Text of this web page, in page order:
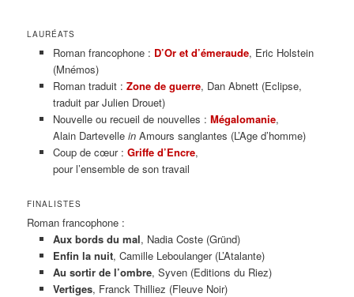
LAURÉATS
Roman francophone : D’Or et d’émeraude, Eric Holstein
(Mnémos)
Roman traduit : Zone de guerre, Dan Abnett (Eclipse,
traduit par Julien Drouet)
Nouvelle ou recueil de nouvelles : Mégalomanie,
Alain Dartevelle inAmours sanglantes (L’Age d’homme)
Coup de cœur : Griffe d’Encre,
pour l’ensemble de son travail
FINALISTES
Roman francophone :
Aux bords du mal, Nadia Coste (Gründ)
Enfin la nuit, Camille Leboulanger (L’Atalante)
Au sortir de l’ombre, Syven (Editions du Riez)
Vertiges, Franck Thilliez (Fleuve Noir)